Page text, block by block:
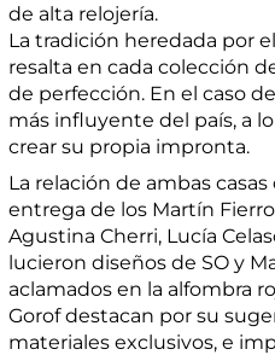
de alta relojería.
La tradición heredada por
resalta en cada colección
de perfección. En el caso
más influyente del país, a
crear su propia impronta.
La relación de ambas
entrega de los Martín
Agustina Cherri, Lucía
lucieron diseños de SO y
aclamados en la alfombra
Gorof destacan por su
materiales exclusivos, e